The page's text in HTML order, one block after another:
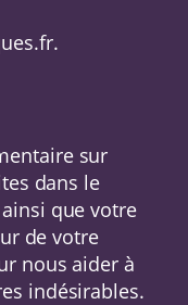
sur
dans le
que votre
de votre
nous aider à
indésirables.